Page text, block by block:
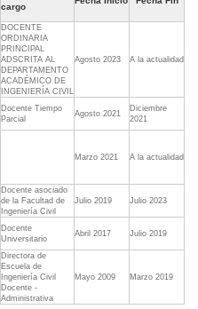
cargo
DOCENTE
ORDINARIA
PRINCIPAL
ADSCRITA AL
DEPARTAMENTO
ACADÉMICO DE
INGENIERÍA CIVIL
Agosto 2023 A la actualidad
Docente Tiempo
Parcial
Agosto 2021
Diciembre
2021
Marzo 2021 A la actualidad
Docente asociado
de la Facultad de
Ingeniería Civil
Julio 2019 Julio 2023
Docente
Universitario
Abril 2017 Julio 2019
Directora de
Escuela de
Ingeniería Civil
Docente -
Administrativa
Mayo 2009 Marzo 2019